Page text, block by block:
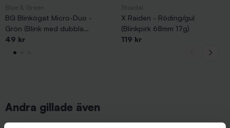
BG Blinkögat Micro-Duo -
Grön (Blink med dubbla
lekande)
49 kr
X Raiden - Röding/gul
(Blinkpirk 68mm 17g)
119 kr
Andra gillade även